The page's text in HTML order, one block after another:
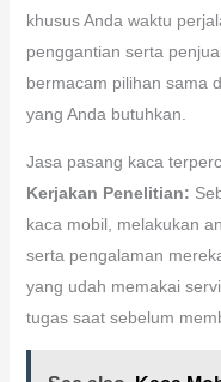
khusus Anda waktu
penggantian serta
bermacam pilihan sama
yang Anda butuhkan.
Jasa pasang kaca
Kerjakan Penelitian:
kaca mobil, melakukan
serta pengalaman
yang udah memakai
tugas saat sebelum